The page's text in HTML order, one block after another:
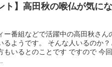
ト】高田秋の喉仏が気に
ー番組などで活躍中の高田秋さん
るようです。 そんな人いるのか
もいるとのことです ですので 今